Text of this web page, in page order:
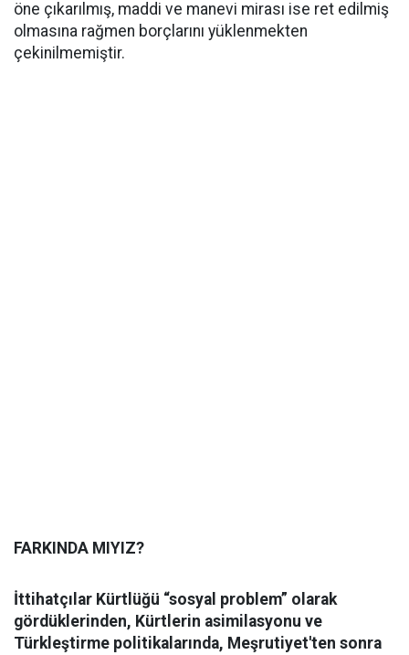
öne çıkarılmış, maddi ve manevi mirası ise ret edilmiş
olmasına rağmen borçlarını yüklenmekten
çekinilmemiştir.
FARKINDA MIYIZ?
İttihatçılar Kürtlüğü “sosyal problem” olarak
gördüklerinden, Kürtlerin asimilasyonu ve
Türkleştirme politikalarında, Meşrutiyet'ten sonra